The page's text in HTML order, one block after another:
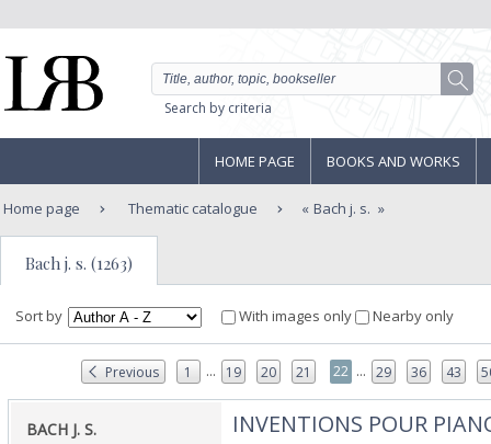
Search by criteria
HOME PAGE BOOKS AND WORKS
Home page Thematic catalogue Bach j. s.
Bach j. s. (1263)
Sort by With images only Nearby only
Previous 1 ... 19 20 21 22 ... 29 36 43
‎BACH J. S.‎ ‎INVENTIONS POUR